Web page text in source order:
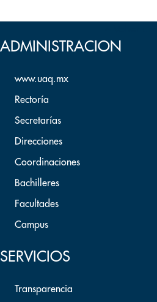
ADMINISTRACION
www.uaq.mx
Rectoría
Secretarías
Direcciones
Coordinaciones
Bachilleres
Facultades
Campus
SERVICIOS
Transparencia